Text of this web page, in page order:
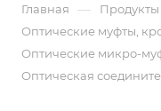
Главная — Продукты
Оптические муфты,
Оптические микро-
Оптическая